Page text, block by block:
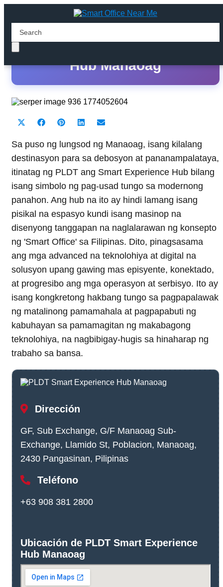
PLDT Smart Experience
Hub Manaoag
Share
T
w
i
t
e
)
Share
c
e
b
o
k
Share
n
t
e
r
e
s
Share
n
k
e
I
n
Share
a
i
l
Sa puso ng lungsod ng Manaoag, isang kilalang
destinasyon para sa debosyon at pananampalataya,
itinatag ng PLDT ang Smart Experience Hub bilang
isang simbolo ng pag-usad tungo sa modernong
panahon. Ang hub na ito ay hindi lamang isang
pisikal na espasyo kundi isang masinop na
disenyong tanggapan na naglalarawan ng konsepto
ng 'Smart Office' sa Filipinas. Dito, pinagsasama
ang mga advanced na teknolohiya at digital na
solusyon upang gawing mas episyente, konektado,
at progresibo ang mga operasyon at serbisyo. Ito ay
isang kongkretong hakbang tungo sa pagpapalawak
ng matalinong pamamahala at pagpapabuti ng
kabuhayan sa pamamagitan ng makabagong
teknolohiya, na nagbibigay-hugis sa hinaharap ng
trabaho sa bansa.
Dirección
GF, Sub Exchange, G/F Manaoag Sub-
Exchange, Llamido St, Poblacion, Manaoag,
2430 Pangasinan, Pilipinas
Teléfono
+63 908 381 2800
Ubicación de PLDT Smart Experience
Hub Manaoag